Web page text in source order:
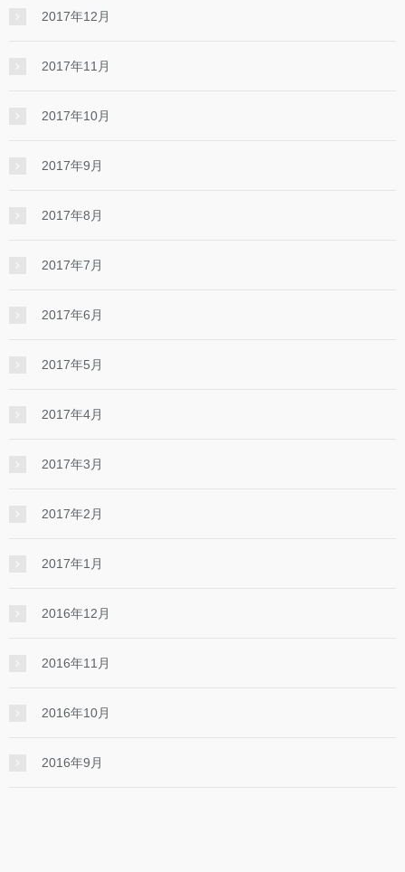
2017年12月
2017年11月
2017年10月
2017年9月
2017年8月
2017年7月
2017年6月
2017年5月
2017年4月
2017年3月
2017年2月
2017年1月
2016年12月
2016年11月
2016年10月
2016年9月